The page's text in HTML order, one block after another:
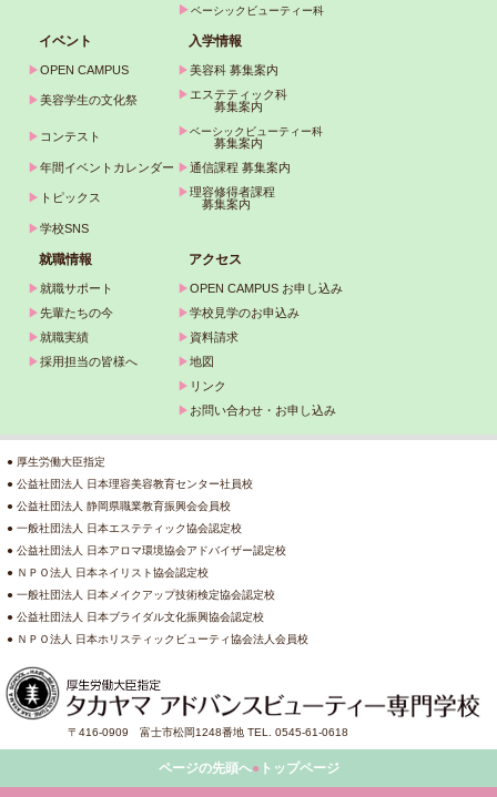
▶ベーシックビューティー科
イベント 入学情報
▶OPEN CAMPUS ▶美容科 募集案内
▶美容学生の文化祭 ▶ エステティック科
募集案内
▶ コンテスト ▶ベーシックビューティー科
募集案内
▶年間イベントカレンダー ▶通信課程 募集案内
▶ トピックス ▶理容修得者課程
募集案内
▶学校SNS
就職情報 アクセス
▶就職サポート ▶OPEN CAMPUS お申し込み
▶先輩たちの今 ▶学校見学のお申込み
▶就職実績 ▶ 資料請求
▶採用担当の皆様へ ▶地図
▶ リンク
▶ お問い合わせ・お申し込み
● 厚生労働大臣指定
● 公益社団法人 日本理容美容教育センター社員校
● 公益社団法人 静岡県職業教育振興会会員校
● 一般社団法人 日本エステティック協会認定校
● 公益社団法人 日本アロマ環境協会アドバイザー認定校
● ＮＰＯ法人 日本ネイリスト協会認定校
● 一般社団法人 日本メイクアップ技術検定協会認定校
● 公益社団法人 日本ブライダル文化振興協会認定校
● ＮＰＯ法人 日本ホリスティックビューティ協会法人会員校
〒416-0909 富士市松岡1248番地 TEL. 0545-61-0618
ページの先頭へ● トップページ